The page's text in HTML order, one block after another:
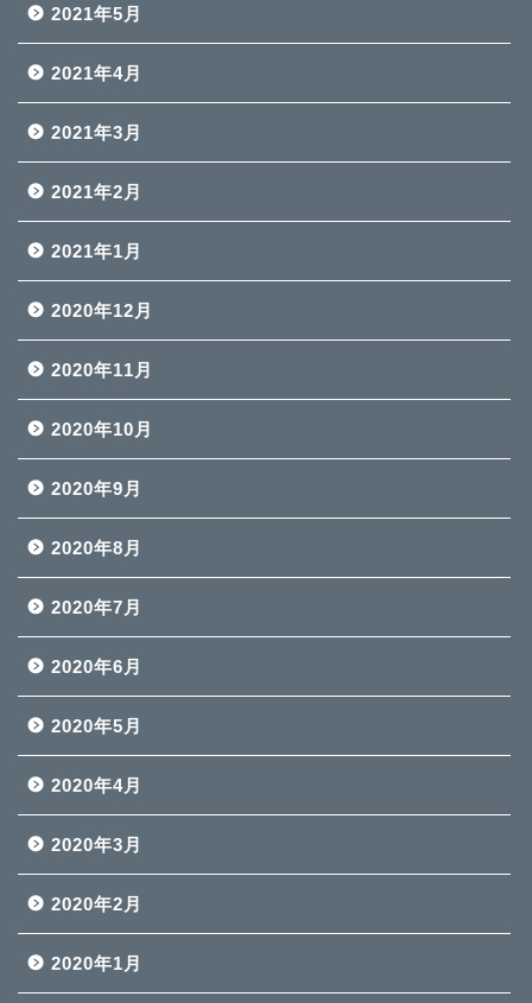
2021年5月
2021年4月
2021年3月
2021年2月
2021年1月
2020年12月
2020年11月
2020年10月
2020年9月
2020年8月
2020年7月
2020年6月
2020年5月
2020年4月
2020年3月
2020年2月
2020年1月